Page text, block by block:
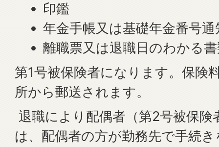
印鑑
年金手帳又は基礎年金番号通
離職票又は退職日のわかる
第1号被保険者になります。保険
所から郵送されます。
退職により配偶者（第2号被保
は、配偶者の方が勤務先で手続